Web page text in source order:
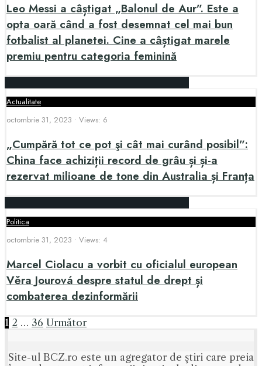
Leo Messi a câștigat „Balonul de Aur”. Este a
opta oară când a fost desemnat cel mai bun
fotbalist al planetei. Cine a câștigat marele
premiu pentru categoria feminină
Actualitate
octombrie 31, 2023 • Views: 6
„Cumpără tot ce pot şi cât mai curând posibil”:
China face achiziții record de grâu și și-a
rezervat milioane de tone din Australia și Franța
Politica
octombrie 31, 2023 • Views: 4
Marcel Ciolacu a vorbit cu oficialul european
Věra Jourová despre statul de drept și
combaterea dezinformării
Paginație
articole
1 2 … 36 Următor
Site-ul BCZ.ro este un agregator de ştiri care preia